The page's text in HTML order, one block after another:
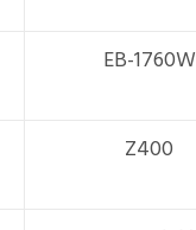
EB-1760W
Z400